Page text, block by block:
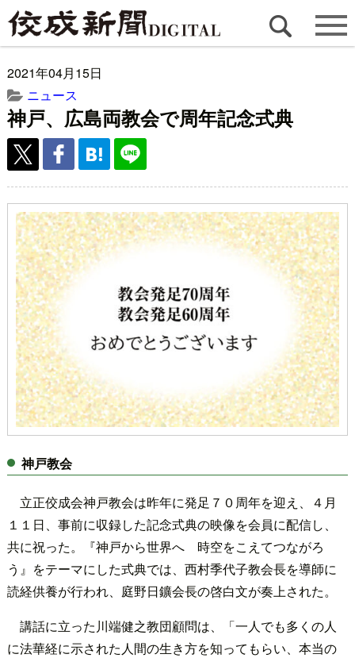
2021年04月15日
ニュース
神戸、広島両教会で周年記念式典
神戸教会
立正佼成会神戸教会は昨年に発足７０周年を迎え、４月
１１日、事前に収録した記念式典の映像を会員に配信し、
共に祝った。『神戸から世界へ 時空をこえてつながろ
う』をテーマにした式典では、西村季代子教会長を導師に
読経供養が行われ、庭野日鑛会長の啓白文が奏上された。
講話に立った川端健之教団顧問は、「一人でも多くの人
に法華経に示された人間の生き方を知ってもらい、本当の